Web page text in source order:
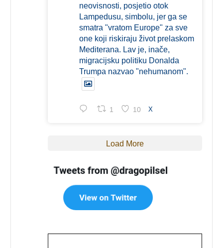
neovisnosti, posjetio otok
Lampedusu, simbolu, jer ga se
smatra "vratom Europe" za sve
one koji riskiraju život prelaskom
Mediterana. Lav je, inače,
migracijsku politiku Donalda
Trumpa nazvao "nehumanom".
1 10 X
Load More